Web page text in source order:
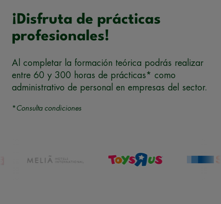
¡Disfruta de prácticas
profesionales!
Al completar la formación teórica podrás realizar
entre 60 y 300 horas de prácticas* como
administrativo de personal en empresas del sector.
* Consulta condiciones